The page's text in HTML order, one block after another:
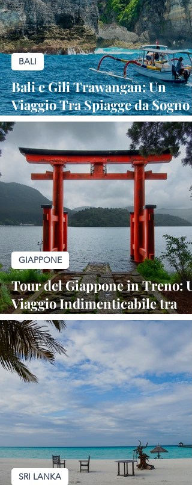
Bali e Gili Trawangan: Un
Viaggio Tra Spiagge da Sogno e
Cultura Antica
BALI
Tour del Giappone in Treno:
Viaggio Indimenticabile tra
Modernità e Tradizione
GIAPPONE
SRI LANKA